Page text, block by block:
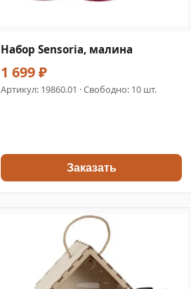
Набор Sensoria, малина
1 699 ₽
Артикул: 19860.01 · Свободно: 10 шт.
Заказать